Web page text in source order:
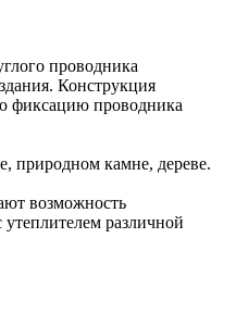
проводника
Конструкция
фиксацию проводника
природном камне, дереве.
возможность
утеплителем различной